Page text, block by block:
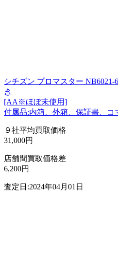
シチズン プロマスター
き
[AA※ほぼ未使用]
付属品:内箱、外箱、保証書、コ
９社平均買取価格
31,000円
店舗間買取価格差
6,200円
査定日:2024年04月01日